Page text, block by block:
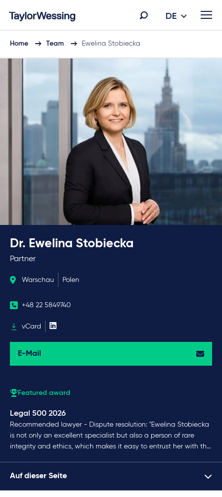
DE
Home Team Ewelina Stobiecka
Dr. Ewelina Stobiecka
Partner
Warschau Polen
+48 22 5849740
vCard
E-Mail
Featured award
Legal 500 2026
Recommended lawyer - Dispute resolution: "Ewelina Stobiecka
is not only an excellent specialist but also a person of rare
integrity and ethics, which makes it easy to entrust her with the
Auf dieser Seite